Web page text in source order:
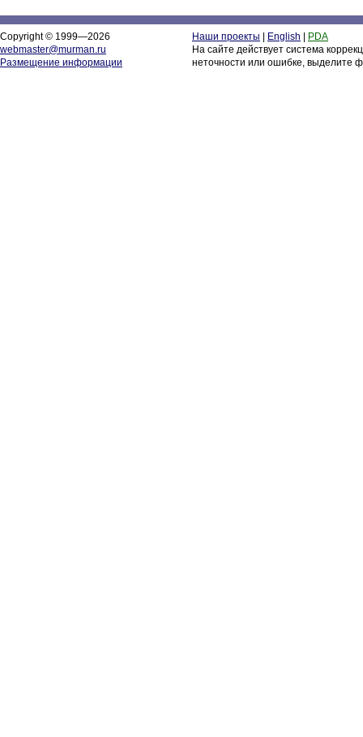
Copyright © 1999—2026
webmaster@murman.ru
Размещение информации
Наши проекты English
PDA
На сайте действует система
неточности или ошибке, выделите